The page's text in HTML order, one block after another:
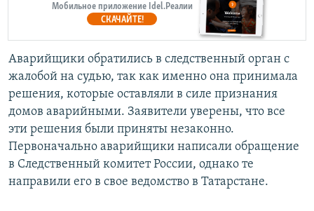
Мобильное приложение Idel.Реалии
СКАЧАЙТЕ!
Аварийщики обратились в следственный орган с
жалобой на судью, так как именно она принимала
решения, которые оставляли в силе признания
домов аварийными. Заявители уверены, что все
эти решения были приняты незаконно.
Первоначально аварийщики написали обращение
в Следственный комитет России, однако те
направили его в свое ведомство в Татарстане.